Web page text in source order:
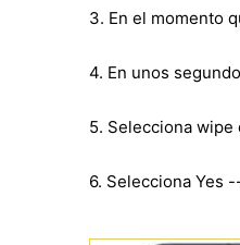
3. En el momento
4. En unos
5. Selecciona
6. Selecciona Yes